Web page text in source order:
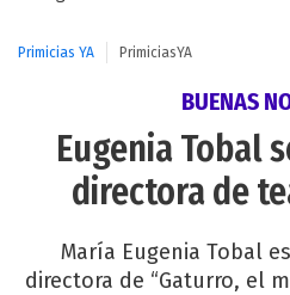
Primicias YA PrimiciasYA
BUENAS
Eugenia Tobal
directora de
María Eugenia Tobal
directora de “Gaturro, el